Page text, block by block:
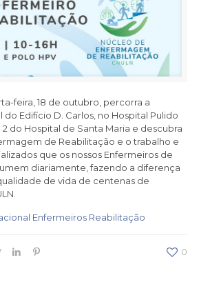
feira, 18 de outubro, percorra a
Edifício D. Carlos, no Hospital Pulido
2 do Hospital de Santa Maria e descubra
de Reabilitação e o trabalho e
que os nossos Enfermeiros de
diariamente, fazendo a diferença
de vida de centenas de
Enfermeiros Reabilitação
0